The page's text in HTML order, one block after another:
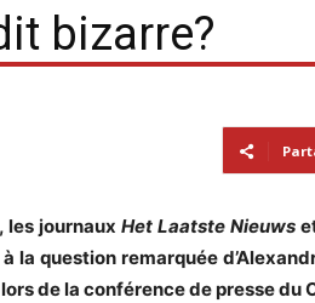
bizarre?
les journaux Het Laatste Nieuws
la question remarquée
de la conférence de presse du